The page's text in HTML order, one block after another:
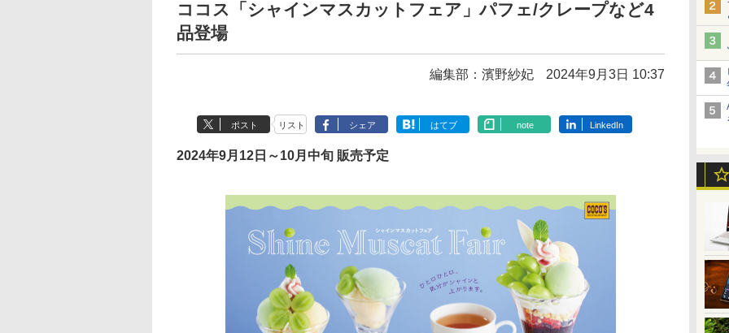
ココス「シャインマスカットフェア」パフェ/クレープなど4
品登場
編集部：濱野紗妃 2024年9月3日 10:37
ポスト リスト シェア はてブ note LinkedIn
2024年9月12日～10月中旬 販売予定